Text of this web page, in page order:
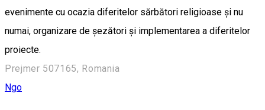
evenimente cu ocazia diferitelor sărbători religioase și nu
numai, organizare de șezători și implementarea a diferitelor
proiecte.
Prejmer 507165, Romania
Ngo